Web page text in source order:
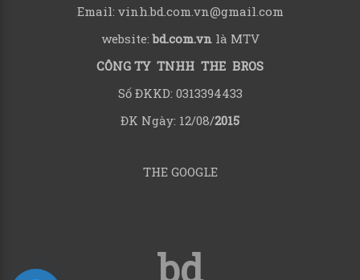
Email: vinh.bd.com.vn@gmail.com
website:bd.com.vnlà MTV
CÔNG TY TNHH THE BROS
Số ĐKKD: 0313394433
ĐK Ngày: 12/08/2015
THE GOOGLE
bd